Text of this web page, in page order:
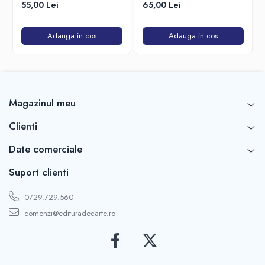
fidel
55,00 Lei
Adauga in cos
65,00 Lei
Adauga in cos
Magazinul meu
Clienti
Date comerciale
Suport clienti
0729.729.560
comenzi@edituradecarte.ro